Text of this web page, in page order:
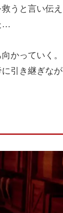
うと言い伝え
…
かっていく。
引き継ぎなが